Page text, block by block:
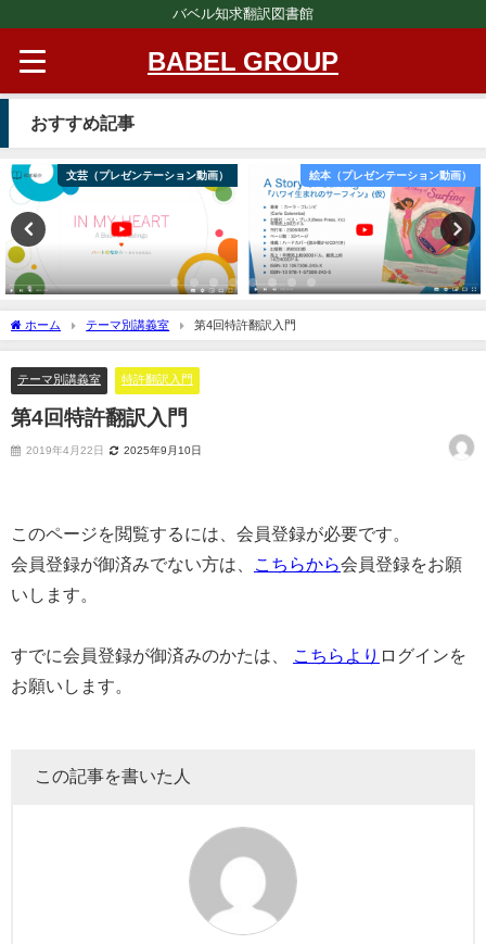
バベル知求翻訳図書館
BABEL GROUP
おすすめ記事
文芸（プレゼンテーション動画） 絵本（プレゼンテーション動画）
ホーム テーマ別講義室 第4回特許翻訳入門
テーマ別講義室 特許翻訳入門
第4回特許翻訳入門
2019年4月22日 2025年9月10日
このページを閲覧するには、会員登録が必要です。
会員登録が御済みでない方は、
こちらから会員登録をお願
いします。
すでに会員登録が御済みのかたは、 こちらより ログインを
お願いします。
この記事を書いた人